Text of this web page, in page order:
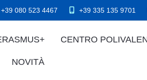
+39 080 523 4467 +39 335 135 9701
CENTRO
NOVITÀ